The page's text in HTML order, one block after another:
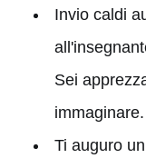
Invio caldi
Sei
immaginare.
Ti auguro